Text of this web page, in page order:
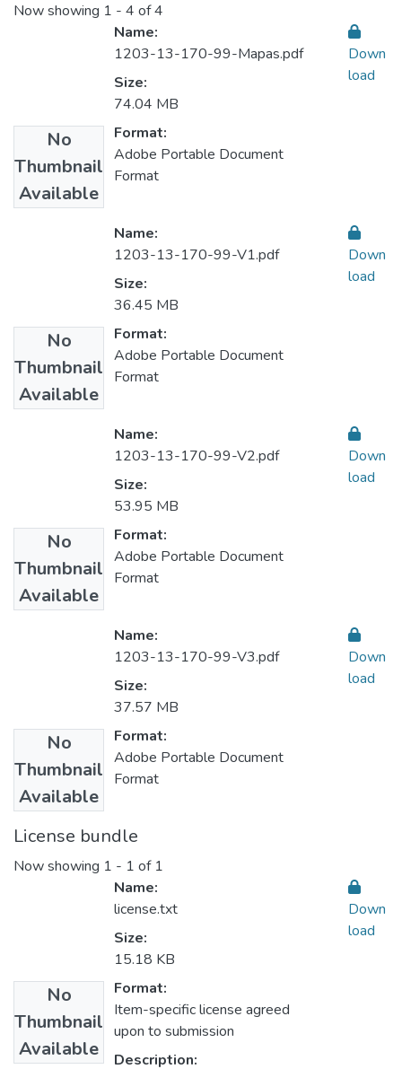
Now showing 1 - 4 of 4
No
Thumbnail
Available
Name:
1203-13-170-99-Mapas.pdf
Size:
74.04 MB
Format:
Adobe Portable Document
Format
Down
load
No
Thumbnail
Available
Name:
1203-13-170-99-V1.pdf
Size:
36.45 MB
Format:
Adobe Portable Document
Format
Down
load
No
Thumbnail
Available
Name:
1203-13-170-99-V2.pdf
Size:
53.95 MB
Format:
Adobe Portable Document
Format
Down
load
No
Thumbnail
Available
Name:
1203-13-170-99-V3.pdf
Size:
37.57 MB
Format:
Adobe Portable Document
Format
Down
load
License bundle
Now showing 1 - 1 of 1
No
Thumbnail
Available
Name:
license.txt
Size:
15.18 KB
Format:
Item-specific license agreed
upon to submission
Description:
Down
load